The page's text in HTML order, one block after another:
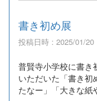
書き初め展
投稿日時 : 2025/01/20
普賢寺小学校に書き
いただいた「書き初
たなー」「大きな紙